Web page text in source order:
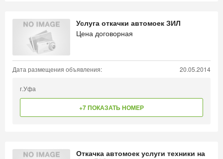
Услуга откачки автомоек ЗИЛ
Цена договорная
Дата размещения объявления: 20.05.2014
г.Уфа
+7 ПОКАЗАТЬ НОМЕР
Откачка автомоек услуги техники на